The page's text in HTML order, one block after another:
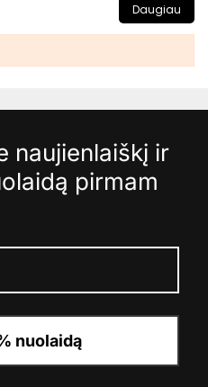
Daugiau
naujienlaiškį ir
pirmam
nuolaidą